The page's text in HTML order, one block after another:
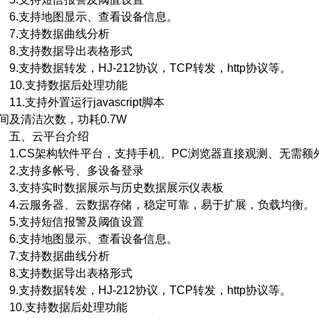
持地图显示、查看设备信息。
持数据曲线分析
持数据导出表格形式
持数据转发，HJ-212协议，TCP转发，http协议等。
支持数据后处理功能
支持外置运行javascript脚本
及清洁次数，功耗0.7W
云平台介绍
架构软件平台，支持手机、PC浏览器直接观测、无需额
持多帐号、多设备登录
持实时数据展示与历史数据展示仪表板
服务器、云数据存储，稳定可靠，易于扩展，负载均衡。
持短信报警及阈值设置
持地图显示、查看设备信息。
持数据曲线分析
持数据导出表格形式
持数据转发，HJ-212协议，TCP转发，http协议等。
支持数据后处理功能